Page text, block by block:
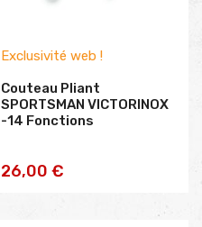
Exclusivité web !
Couteau Pliant
SPORTSMAN VICTORINOX
-14 Fonctions
26,00 €AJOUTER AU